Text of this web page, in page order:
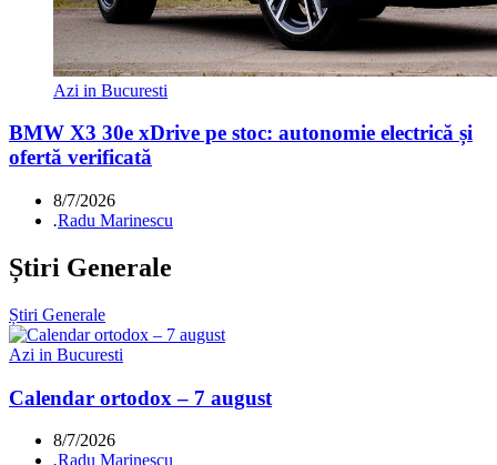
Azi in Bucuresti
BMW X3 30e xDrive pe stoc: autonomie electrică și
ofertă verificată
8/7/2026
.Radu Marinescu
Știri Generale
Știri Generale
Azi in Bucuresti
Calendar ortodox – 7 august
8/7/2026
.Radu Marinescu